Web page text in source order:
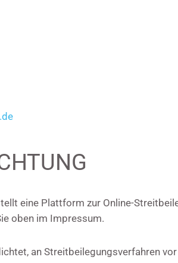
eine Plattform zur Online-
oben im Impressum.
an Streitbeilegungsverfahren